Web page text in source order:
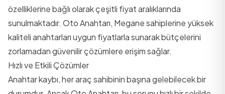
özelliklerine bağlı olarak çeşitli fiyat aralıklarında
sunulmaktadır. Oto Anahtarı, Megane sahiplerine yüksek
kaliteli anahtarları uygun fiyatlarla sunarak bütçelerini
zorlamadan güvenilir çözümlere erişim sağlar.
Hızlı ve Etkili Çözümler
Anahtar kaybı, her araç sahibinin başına gelebilecek bir